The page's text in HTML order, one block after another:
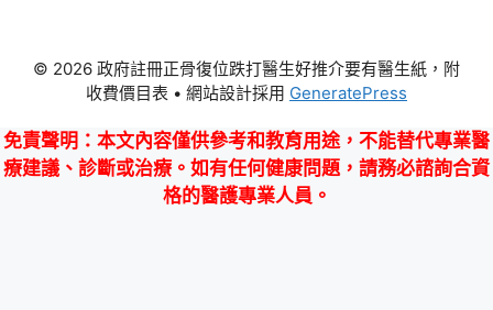
© 2026 政府註冊正骨復位跌打醫生好推介要有醫生紙，附
收費價目表 • 網站設計採用 GeneratePress
免責聲明 ：本文內容僅供參考和教育用途，不能替代專業醫
療建議、診斷或治療。如有任何健康問題，請務必諮詢合資
格的醫護專業人員。